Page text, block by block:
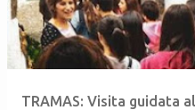
TRAMAS: Visita guidata